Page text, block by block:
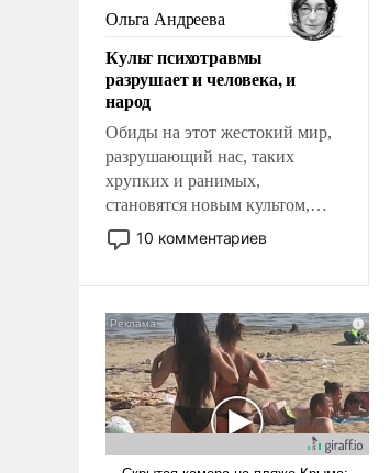
и ее реализация радикально
поднимет наши боевые
возможности.
Ольга Андреева
Культ психотравмы
разрушает и человека, и
народ
Обиды на этот жестокий мир,
разрушающий нас, таких
хрупких и ранимых,
становятся новым культом,
постепенно вытесняя и
отменяя традиционное
ударами судьбы, брать на себя
ответственность, помогать
слабым, идти вперед и
адаптироваться.
10 комментариев